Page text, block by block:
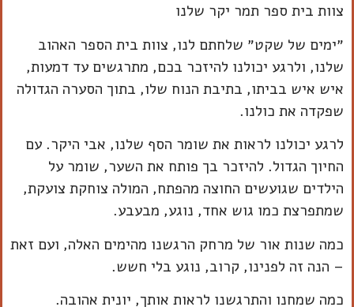
צוות בית ספר תמר יקר שלנו
״ימים של שקט״ שלחתם לנו, צוות בית הספר האהוב
שלנו, ולרגע יכולנו להיזכר בכם, מתרגשים עד דמעות,
איש איש בביתו, בתיבת הנוח שלו, בתוך הסערה הגדולה
שפקדה את כולנו.
לרגע יכולנו לראות את שומר הסף שלנו, אבי היקר. עם
החיוך הגדול. להיזכר בך פותח את השער, שומר על
הילדים שגועשים החוצה מהפתח, המולה צוחקת צועקת,
שמתפרצת כמו גוש אחד, נוגע, מבעבע.
כמה שנות אור של מרחק הרגשנו מהימים האלה, ועם זאת
– הנה זה לפנינו, קרוב, נוגע בלי חשש.
כמה שמחנו והתרגשנו לראות אותך, יונית אהובה.